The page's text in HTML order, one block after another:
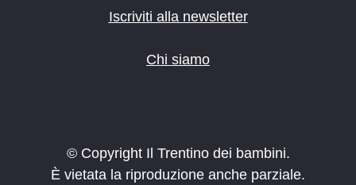
Iscriviti alla newsletter
Chi siamo
© Copyright Il Trentino dei bambini.
È vietata la riproduzione anche parziale.